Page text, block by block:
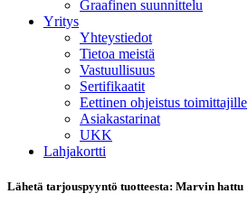
Graafinen suunnittelu
Yritys
Yhteystiedot
Tietoa meistä
Vastuullisuus
Sertifikaatit
Eettinen ohjeistus toimittajille
Asiakastarinat
UKK
Lahjakortti
Lähetä tarjouspyyntö tuotteesta: Marvin hattu